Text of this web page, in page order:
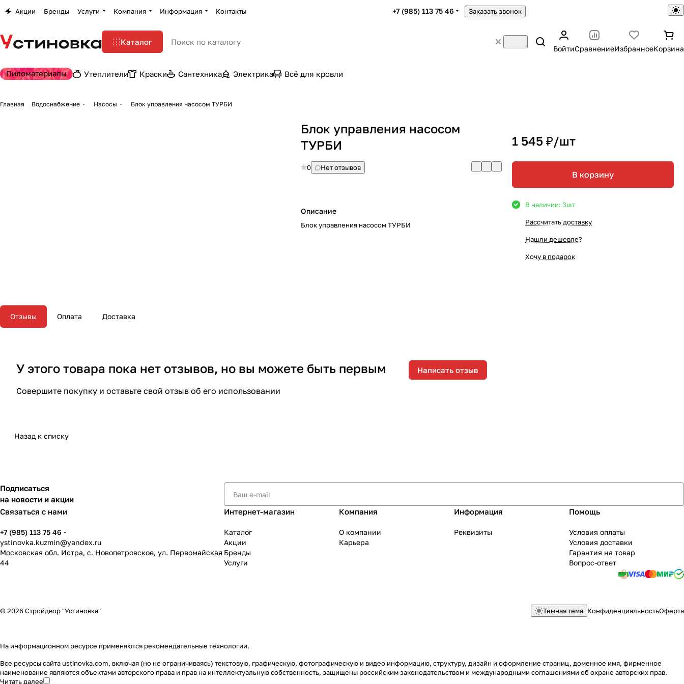
Акции Бренды Услуги Компания Информация Контакты +7 (985) 113 75 46 Заказать звонок
Каталог
ВойтиСравнениеИзбранноеКорзина
Пиломатериалы Утеплители Краски Сантехника Электрика Всё для кровли
Главная Водоснабжение Насосы Блок управления насосом ТУРБИ
Блок управления насосом
ТУРБИ
0 Нет отзывов
Описание
Блок управления насосом ТУРБИ
1 545 ₽/шт
В корзину
В наличии: 3шт
Рассчитать доставку
Нашли дешевле?
Хочу в подарок
Отзывы Оплата Доставка
У этого товара пока нет отзывов, но вы можете быть первым
Совершите покупку и оставьте свой отзыв об его использовании
Написать отзыв
Назад к списку
Подписаться
на новости и акции
Связаться с нами
+7 (985) 113 75 46
ystinovka.kuzmin@yandex.ru
Московская обл. Истра, с. Новопетровское, ул. Первомайская
44
Интернет-магазин
Каталог
Акции
Бренды
Услуги
Компания
О компании
Карьера
Информация
Реквизиты
Помощь
Условия оплаты
Условия доставки
Гарантия на товар
Вопрос-ответ
© 2026 Стройдвор "Устиновка" Темная тема КонфиденциальностьОферта
На информационном ресурсе применяются рекомендательные технологии.
Все ресурсы сайта ustinovka.com, включая (но не ограничиваясь) текстовую, графическую, фотографическую и видео информацию, структуру, дизайн и оформление страниц, доменное имя, фирменное
наименование являются объектами авторского права и прав на интеллектуальную собственность, защищены российским законодательством и международными соглашениями об охране авторских прав.
Читать далее